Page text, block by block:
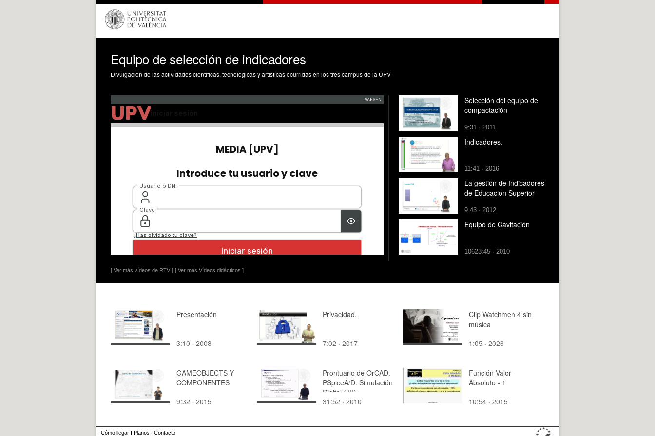
Equipo de selección de indicadores
Divulgación de las actividades científicas, tecnológicas y artísticas ocurridas en los tres campus de la UPV
[ Ver más vídeos de RTV ] [ Ver más Vídeos didácticos ]
Selección del equipo de
compactación
9:31 · 2011
Indicadores.
11:41 · 2016
La gestión de Indicadores
de Educación Superior
9:43 · 2012
Equipo de Cavitación
10623:45 · 2010
Presentación
3:10 · 2008
Privacidad.
7:02 · 2017
Clip Watchmen 4 sin
música
1:05 · 2026
GAMEOBJECTS Y
COMPONENTES
9:32 · 2015
Prontuario de OrCAD.
PSpiceA/D: Simulación
Digital ( III)
31:52 · 2010
Función Valor
Absoluto - 1
10:54 · 2015
Cómo llegar I Planos I Contacto